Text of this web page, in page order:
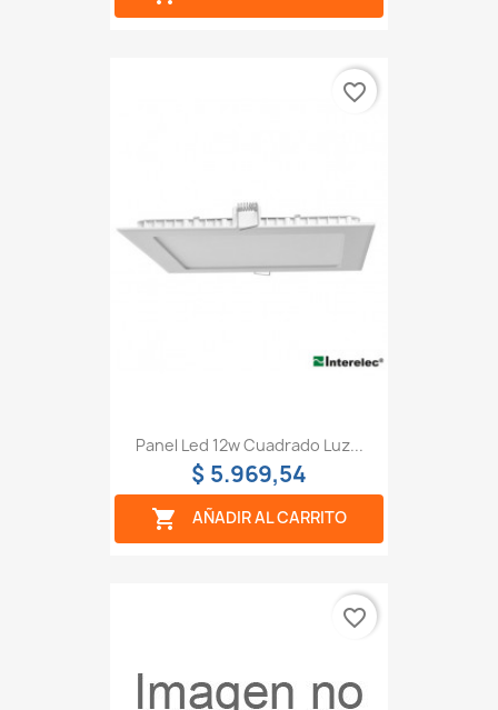
Panel Led 12w Cuadrado Luz...
$ 5.969,54
 AÑADIR AL CARRITO
favorite_border
favorite_border